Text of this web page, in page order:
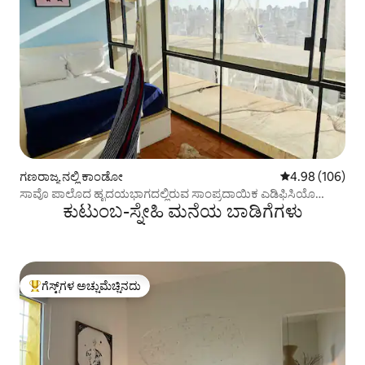
ಗಣರಾಜ್ಯ ನಲ್ಲಿ ಕಾಂಡೋ 5 ರಲ್ಲಿ 4.98
4.98 (106)
ಸಾವೊ ಪಾಲೊದ ಹೃದಯಭಾಗದಲ್ಲಿರುವ ಸಾಂಪ್ರದಾಯಿಕ ಎಡಿಫಿಸಿಯೊ
ಕುಟುಂಬ-ಸ್ನೇಹಿ ಮನೆಯ ಬಾಡಿಗೆಗಳು
ಗೆಸ್ಟ್‌ಗಳಿಗೆ ಅತಿ ಹೆಚ್ಚು ಅಚ್ಚುಮೆಚ್ಚಿನದು
ಗೆಸ್ಟ್‌ಗಳ ಅಚ್ಚುಮೆಚ್ಚಿನದು